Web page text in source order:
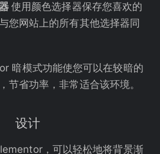
使用颜色选择器保存您喜欢的
您网站上的所有其他选择器同
暗模式功能使您可以在较暗的
节省功率，非常适合该环境。
设计
，可以轻松地将背景渐